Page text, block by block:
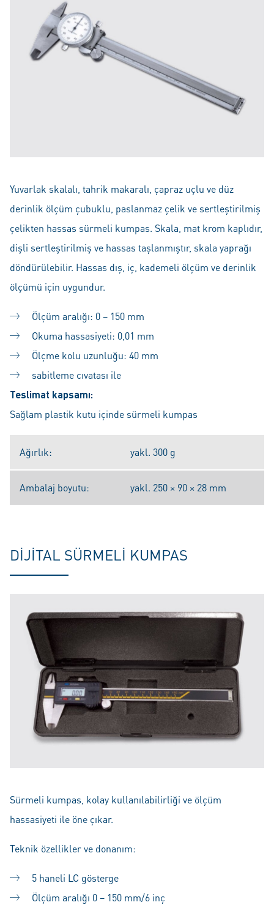
Yuvarlak skalalı, tahrik makaralı, çapraz uçlu ve düz
derinlik ölçüm çubuklu, paslanmaz çelik ve sertleştirilmiş
çelikten hassas sürmeli kumpas. Skala, mat krom kaplıdır,
dişli sertleştirilmiş ve hassas taşlanmıştır, skala yaprağı
döndürülebilir. Hassas dış, iç, kademeli ölçüm ve derinlik
ölçümü için uygundur.
Ölçüm aralığı: 0 – 150 mm
Okuma hassasiyeti: 0,01 mm
Ölçme kolu uzunluğu: 40 mm
sabitleme cıvatası ile
Teslimat kapsamı:
Sağlam plastik kutu içinde sürmeli kumpas
Ağırlık: yakl. 300 g
Ambalaj boyutu: yakl. 250 × 90 × 28 mm
DIJITAL SÜRMELI KUMPAS
Sürmeli kumpas, kolay kullanılabilirliği ve ölçüm
hassasiyeti ile öne çıkar.
Teknik özellikler ve donanım:
5 haneli LC gösterge
Ölçüm aralığı 0 – 150 mm/6 inç